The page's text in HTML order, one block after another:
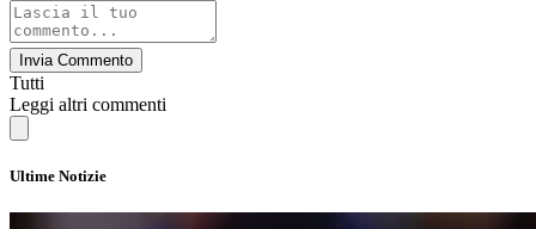
Invia Commento
Tutti
Leggi altri commenti
Ultime Notizie